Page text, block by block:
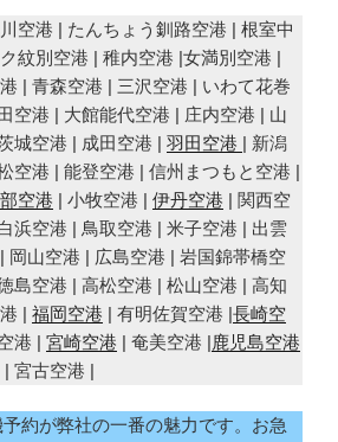
空港 | たんちょう釧路空港 | 根室中
紋別空港 | 稚内空港 |女満別空港 |
| 青森空港 | 三沢空港 | いわて花巻
空港 | 大館能代空港 | 庄内空港 | 山
城空港 | 成田空港 | 羽田空港 | 新潟
空港 | 能登空港 | 信州まつもと空港 |
空港 | 小牧空港 | 伊丹空港 | 関西空
浜空港 | 鳥取空港 | 米子空港 | 出雲
岡山空港 | 広島空港 | 岩国錦帯橋空
島空港 | 高松空港 | 松山空港 | 高知
| 福岡空港 | 有明佐賀空港 |長崎空
港 | 宮崎空港 | 奄美空港 |鹿児島空港
宮古空港 |
予約が弊社の一番の魅力です。お急